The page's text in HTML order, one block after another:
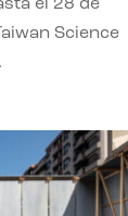
el 28 de
Science